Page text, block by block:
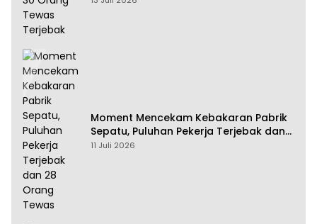
Moment Mencekam Kebakaran Pabrik
Sepatu, Puluhan Pekerja Terjebak dan
28 Orang Tewas
11 Juli 2026